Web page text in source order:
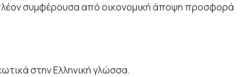
συμφέρουσα από οικονομική άποψη προσφορά
στην Ελληνική γλώσσα.